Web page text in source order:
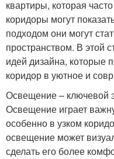
квартиры, которая
коридоры могут
подходом они могут
пространством. В этой
идей дизайна, которые
коридор в уютное и
Освещение – ключевой
Освещение играет
особенно в узком
освещение может
сделать его более